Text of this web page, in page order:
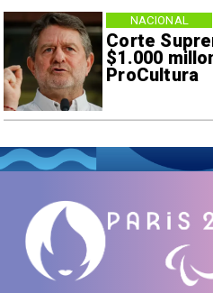
Corte
$1.000
ProCultura
NACIONAL